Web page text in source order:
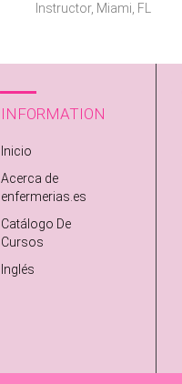
Instructor, Miami, FL
INFORMATION
Inicio
Acerca de
enfermerias.es
Catálogo De
Cursos
Inglés